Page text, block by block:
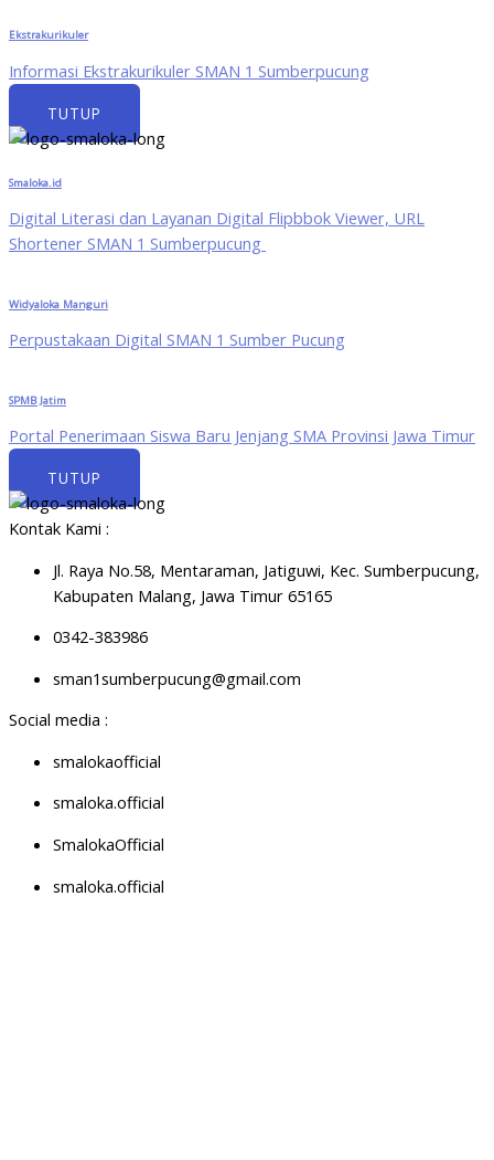
Ekstrakurikuler
Informasi Ekstrakurikuler SMAN 1 Sumberpucung
TUTUP
Smaloka.id
Digital Literasi dan Layanan Digital Flipbbok Viewer, URL
Shortener SMAN 1 Sumberpucung
Widyaloka Manguri
Perpustakaan Digital SMAN 1 Sumber Pucung
SPMB Jatim
Portal Penerimaan Siswa Baru Jenjang SMA Provinsi Jawa Timur
TUTUP
Kontak Kami :
Jl. Raya No.58, Mentaraman, Jatiguwi, Kec. Sumberpucung,
Kabupaten Malang, Jawa Timur 65165
0342-383986
sman1sumberpucung@gmail.com
Social media :
smalokaofficial
smaloka.official
SmalokaOfficial
smaloka.official